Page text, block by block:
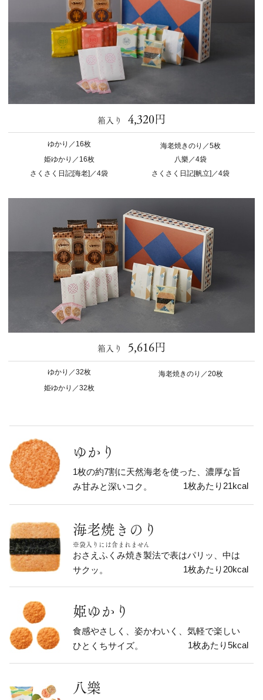
箱入り 4,320円
ゆかり／16枚
海老焼きのり／5枚
姫ゆかり／16枚
八樂／4袋
さくさく日記[海老]／4袋
さくさく日記[帆立]／4袋
箱入り 5,616円
ゆかり／32枚
海老焼きのり／20枚
姫ゆかり／32枚
ゆかり
1枚の約7割に天然海老を使った、濃厚な旨
み甘みと深いコク。
1枚あたり21kcal
海老焼きのり
※袋入りには含まれません
おさえふくみ焼き製法で表はパリッ、中は
サクッ。
1枚あたり20kcal
姫ゆかり
食感やさしく、姿かわいく、気軽で楽しい
ひとくちサイズ。
1枚あたり5kcal
八樂